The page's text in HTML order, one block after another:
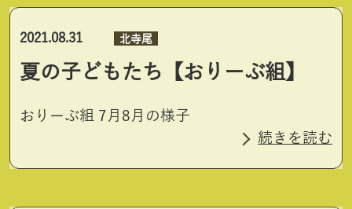
2021.08.31 北寺尾
夏の子どもたち【おりーぶ組】
おりーぶ組 7月8月の様子
続きを読む